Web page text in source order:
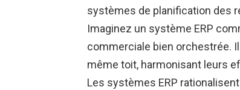
systèmes de planification des
Imaginez un système ERP
commerciale bien orchestrée.
même toit, harmonisant leurs
Les systèmes ERP